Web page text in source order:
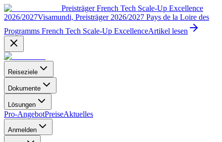
Preisträger French Tech Scale-Up Excellence
2026/2027Visamundi, Preisträger 2026/2027 Pays de la Loire des
Programms French Tech Scale-Up ExcellenceArtikel lesen
Reiseziele
Dokumente
Lösungen
Pro-AngebotPreiseAktuelles
Anmelden